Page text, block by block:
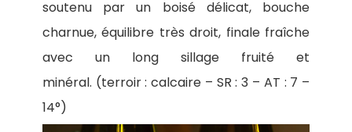
soutenu par un boisé délicat, bouche
charnue, équilibre très droit, finale fraîche
avec un long sillage fruité et
minéral. (terroir : calcaire – SR : 3 – AT : 7 –
14°)